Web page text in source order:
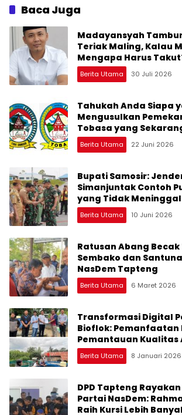
Baca Juga
Madayansyah
Teriak Maling, Kalau
Mengapa Harus
Berita Utama 30 Juli 2026
Tahukah Anda Siapa
Mengusulkan
Tobasa yang
Kabupaten Toba?
Berita Utama 22 Juni 2026
Bupati Samosir:
Simanjuntak Contoh
yang Tidak
Budaya dan Kampung
Berita Utama 10 Juni 2026
Ratusan Abang
Sembako dan
NasDem Tapteng
Berita Utama 6 Maret 2026
Transformasi Digital
Bioflok: Pemanfaatan
Pemantauan Kualitas
Mendukung Usaha
Berkelanjutan
Berita Utama 8 Januari 2026
DPD Tapteng Rayakan
Partai NasDem:
Raih Kursi Lebih